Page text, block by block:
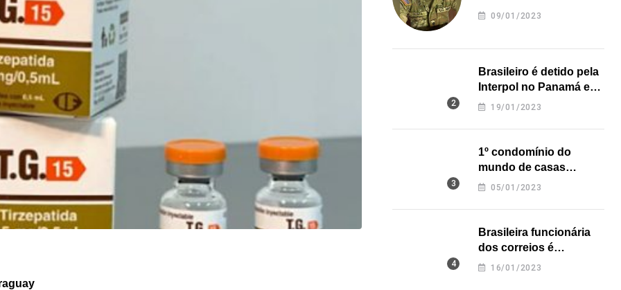
revela onde deixou o
09/01/2023
Brasileiro é detido pela
Interpol no Panamá e
pode pegar prisão
19/01/2023
1º condomínio do
mundo de casas
impressas em 3D é
05/01/2023
Brasileira funcionária
dos correios é
assassinada a facadas
16/01/2023